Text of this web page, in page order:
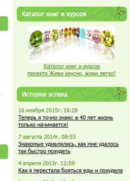
Каталог книг и курсов
Каталог книг и курсов
проекта Живи вкусно, живи легко!
Истории успеха
16 ноября 2015г. 18:28
Теперь я точно знаю: в 40 лет жизнь
только начинается!
7 августа 2014г. 08:53
Знакомые удивлялись, как мне удалось
так быстро похудеть
4 апреля 2013г. 12:59
Как я перестала бояться еды и похудела